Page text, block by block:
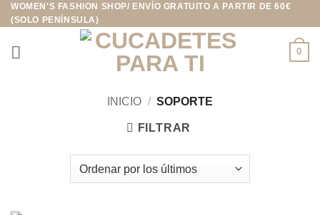
Saltar
al
contenido
WOMEN'S FASHION SHOP/ ENVÍO GRATUITO A PARTIR DE 60€
(SOLO PENÍNSULA)
0
INICIO / SOPORTE
FILTRAR